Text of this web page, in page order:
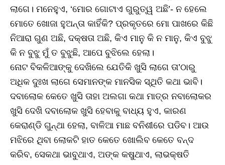
ଲାଗେ। ମନେହୁଏ, ‘ମୋର ଗୋଟାଏ ଗୁରୁତ୍ୱ ଅଛି’- ନ ହେଲେ
ମୋତେ ଖୋଜା ହୁଅନ୍ତା କାହିଁକି? ପ୍ରକୃତରେ ମୋ ପାଖରେ କିଛି
ନିଆରା ଗୁଣ ଅଛି, ଦକ୍ଷତା ଅଛି, କିଏ ମାନୁ କି ନ ମାନୁ, କିଏ ବୁଝୁ
କି ନ ବୁଝୁ ମୁଁ ତ ବୁଝୁଛି, ଆପେ ବୁଝିଲେ ହେଲା।
ନୋଟ ବିକଳିଆଙ୍କୁ ଦେଖିଲେ ଯେତିକି ଖୁସି ଲାଗେ ତା’ଠାରୁ
ଅଧିକ ଦୁଃଖ ଲାଗେ ସେମାନଙ୍କ ମାନସିକ ସ୍ଥିତି କଥା ଭାବି।
ଦବାଲୋକ କେତେ ଖୁସି ତାହା ଅଲଗା କଥା ମାତ୍ର ନବାଲୋକର
ଖୁସି ଦେଖି ଦବାଲୋକ ଖୁସି ହେବାକୁ ବାଧ୍ୟ ହୁଏ, କାରଣ
କେରାଣ୍ଡି ଗୁନ୍ଥା ହେଲା, ବାଳିଆ ମାଛ ବନିଶୀରେ ପଡିବ। ଆଉ
ମଝିରେ ଥିବା ଲୋକଟି ହାତ କେତେ ଖୋଲିବ କେତେ ବନ୍ଦ
କରିବ, ସେକଥା ଭାବୁଥାଏ, ଅଙ୍କ କଷୁଥାଏ, ଲାଭକ୍ଷତି